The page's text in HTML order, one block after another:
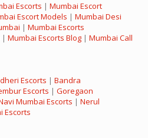
Escorts | Mumbai Escort
Escort Models | Mumbai Desi
| Mumbai Escorts
| Mumbai Escorts Blog | Mumbai Call
Escorts | Bandra
Escorts | Goregaon
Mumbai Escorts | Nerul
Escorts